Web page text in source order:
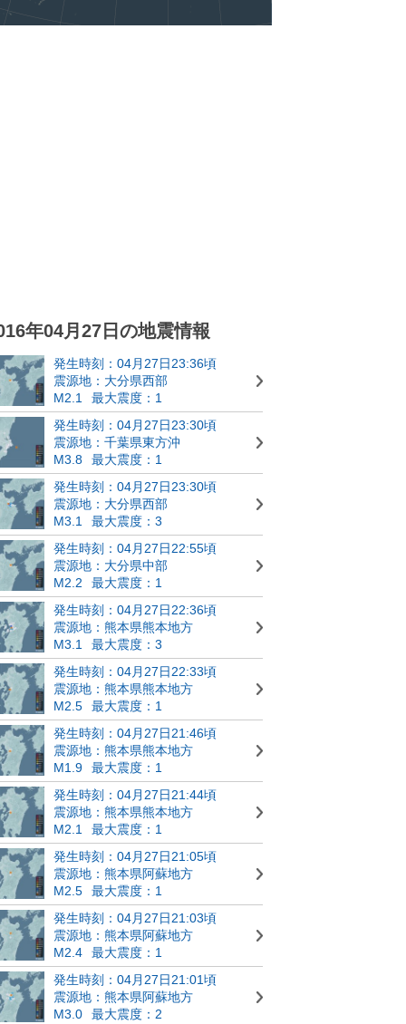
年04月27日の地震情報
発生時刻：04月27日23:36頃
震源地：大分県西部
M2.1
最大震度：1
発生時刻：04月27日23:30頃
震源地：千葉県東方沖
M3.8
最大震度：1
発生時刻：04月27日23:30頃
震源地：大分県西部
M3.1
最大震度：3
発生時刻：04月27日22:55頃
震源地：大分県中部
M2.2
最大震度：1
発生時刻：04月27日22:36頃
震源地：熊本県熊本地方
M3.1
最大震度：3
発生時刻：04月27日22:33頃
震源地：熊本県熊本地方
M2.5
最大震度：1
発生時刻：04月27日21:46頃
震源地：熊本県熊本地方
M1.9
最大震度：1
発生時刻：04月27日21:44頃
震源地：熊本県熊本地方
M2.1
最大震度：1
発生時刻：04月27日21:05頃
震源地：熊本県阿蘇地方
M2.5
最大震度：1
発生時刻：04月27日21:03頃
震源地：熊本県阿蘇地方
M2.4
最大震度：1
発生時刻：04月27日21:01頃
震源地：熊本県阿蘇地方
M3.0
最大震度：2